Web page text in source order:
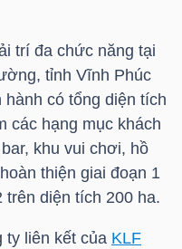
trí đa chức năng tại
tỉnh Vĩnh Phúc
có tổng diện tích
các hạng mục khách
khu vui chơi, hồ
thiện giai đoạn 1
trên diện tích 200 ha.
ty liên kết của KLF